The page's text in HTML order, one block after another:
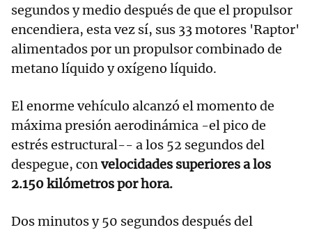
segundos y medio después de que el propulsor
encendiera, esta vez sí, sus 33 motores 'Raptor'
alimentados por un propulsor combinado de
metano líquido y oxígeno líquido.
El enorme vehículo alcanzó el momento de
máxima presión aerodinámica -el pico de
estrés estructural-- a los 52 segundos del
despegue, convelocidades superiores a los
2.150 kilómetros por hora.
Dos minutos y 50 segundos después del